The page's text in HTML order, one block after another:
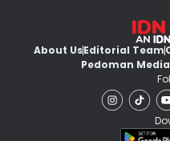
About UsEditorial Team
Pedoman